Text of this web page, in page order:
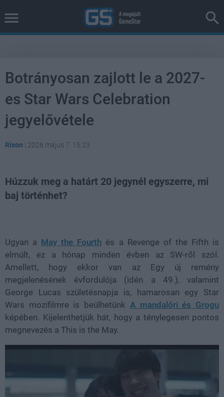
Botrányosan zajlott le a 2027-
es Star Wars Celebration
jegyelővétele
Rixon | 2026 május 7. 15:23
Húzzuk meg a határt 20 jegynél egyszerre, mi
baj történhet?
Ugyan a May the Fourth és a Revenge of the Fifth is
elmúlt, ez a hónap minden évben az SW-ről szól.
Amellett, hogy ekkor van az Egy új remény
megjelenésének évfordulója (idén a 49.), valamint
George Lucas születésnapja is, hamarosan egy Star
Wars mozifilmre is beülhetünk A mandalóri és Grogu
képében. Kijelenthetjük hát, hogy a ténylegesen pontos
megnevezés a This is the May.